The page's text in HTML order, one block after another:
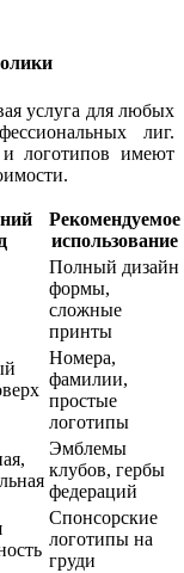
услуга для любых
лиг.
логотипов имеют
Рекомендуемое
использование
Полный дизайн
формы,
сложные
принты
Номера,
фамилии,
простые
логотипы
Эмблемы
клубов, гербы
федераций
Спонсорские
логотипы на
груди